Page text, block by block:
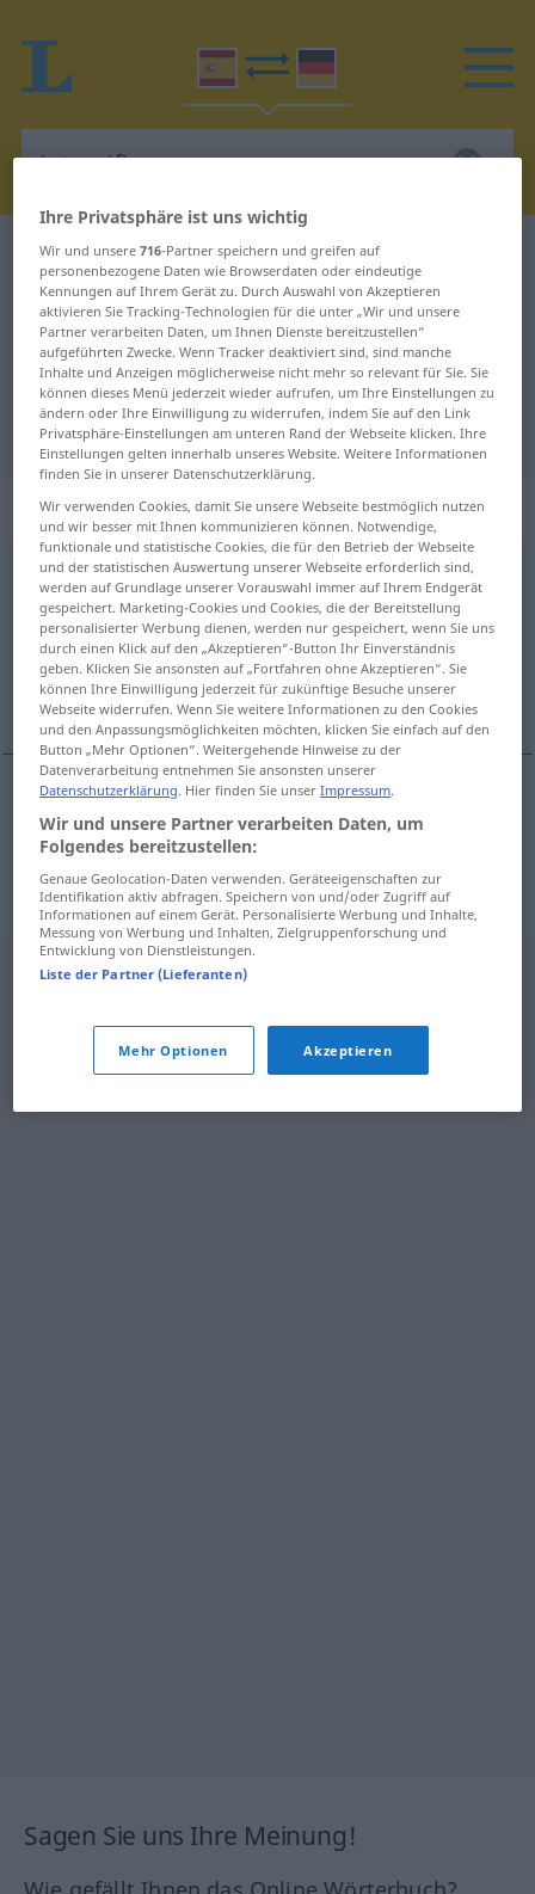
Spanisch-Deutsch Wörterbuch intensificarse
Spanisch-Deutsch Übersetzung für
"intensificarse"
"intensificarse" Deutsch
Übersetzung
„intensificarse“: verbo reflexivo
intensificarse [intensifiˈkarse]v/r
Übersicht aller Übersetzungen
(Für mehr Details die Übersetzung anklicken/antippen)
sich verstärken, zunehmen
sichverstärken intensificarse
zunehmen intensificarse(≈ aumentar)
Sagen Sie uns Ihre Meinung!
Ihre Privatsphäre ist uns wichtig
Wir und unsere716-Partner speichern und greifen auf
personenbezogene Daten wie Browserdaten oder eindeutige
Kennungen auf Ihrem Gerät zu. Durch Auswahl von Akzeptieren
aktivieren Sie Tracking-Technologien für die unter „Wir und unsere
Partner verarbeiten Daten, um Ihnen Dienste bereitzustellen“
aufgeführten Zwecke. Wenn Tracker deaktiviert sind, sind manche
Inhalte und Anzeigen möglicherweise nicht mehr so relevant für Sie. Sie
können dieses Menü jederzeit wieder aufrufen, um Ihre Einstellungen zu
ändern oder Ihre Einwilligung zu widerrufen, indem Sie auf den Link
Privatsphäre-Einstellungen am unteren Rand der Webseite klicken. Ihre
Einstellungen gelten innerhalb unseres Website. Weitere Informationen
finden Sie in unserer Datenschutzerklärung.
Wir verwenden Cookies, damit Sie unsere Webseite bestmöglich nutzen
und wir besser mit Ihnen kommunizieren können. Notwendige,
funktionale und statistische Cookies, die für den Betrieb der Webseite
und der statistischen Auswertung unserer Webseite erforderlich sind,
werden auf Grundlage unserer Vorauswahl immer auf Ihrem Endgerät
gespeichert. Marketing-Cookies und Cookies, die der Bereitstellung
personalisierter Werbung dienen, werden nur gespeichert, wenn Sie uns
durch einen Klick auf den „Akzeptieren“-Button Ihr Einverständnis
geben. Klicken Sie ansonsten auf „Fortfahren ohne Akzeptieren“. Sie
können Ihre Einwilligung jederzeit für zukünftige Besuche unserer
Webseite widerrufen. Wenn Sie weitere Informationen zu den Cookies
und den Anpassungsmöglichkeiten möchten, klicken Sie einfach auf den
Button „Mehr Optionen“. Weitergehende Hinweise zu der
Datenverarbeitung entnehmen Sie ansonsten unserer
Datenschutzerklärung. Hier finden Sie unserImpressum.
Wir und unsere Partner verarbeiten Daten, um
Folgendes bereitzustellen:
Genaue Geolocation-Daten verwenden. Geräteeigenschaften zur
Identifikation aktiv abfragen. Speichern von und/oder Zugriff auf
Informationen auf einem Gerät. Personalisierte Werbung und Inhalte,
Messung von Werbung und Inhalten, Zielgruppenforschung und
Entwicklung von Dienstleistungen.
Liste der Partner (Lieferanten)
Mehr Optionen Akzeptieren